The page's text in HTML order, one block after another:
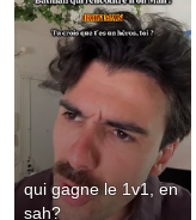
qui gagne le 1v1, en
sah?